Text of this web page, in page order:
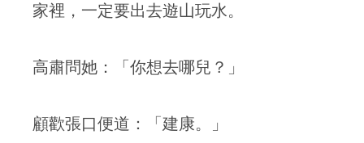
家裡，一定要出去遊山玩水。
高肅問她：「你想去哪兒？」
顧歡張口便道：「建康。」